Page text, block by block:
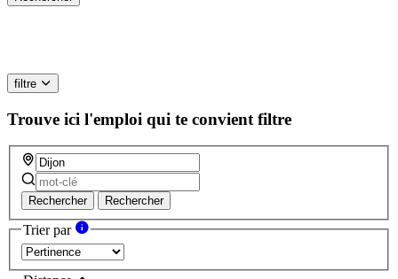
filtre
Trouve ici l'emploi qui te convient filtre
Rechercher Rechercher
Trier par